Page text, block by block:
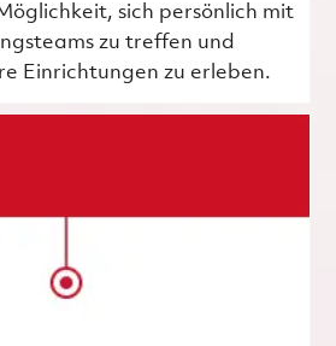
sich persönlich mit
zu treffen und
Einrichtungen zu erleben.